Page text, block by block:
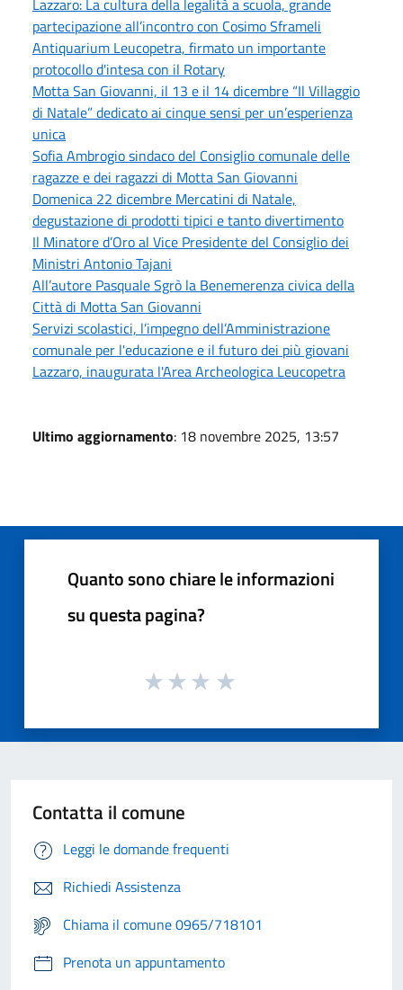
partecipazione all’incontro con Cosimo Sframeli
Antiquarium Leucopetra, firmato un importante
protocollo d'intesa con il Rotary
Motta San Giovanni, il 13 e il 14 dicembre “Il Villaggio
di Natale” dedicato ai cinque sensi per un’esperienza
unica
Sofia Ambrogio sindaco del Consiglio comunale delle
ragazze e dei ragazzi di Motta San Giovanni
Domenica 22 dicembre Mercatini di Natale,
degustazione di prodotti tipici e tanto divertimento
Il Minatore d’Oro al Vice Presidente del Consiglio dei
Ministri Antonio Tajani
All’autore Pasquale Sgrò la Benemerenza civica della
Città di Motta San Giovanni
Servizi scolastici, l’impegno dell’Amministrazione
comunale per l'educazione e il futuro dei più giovani
Lazzaro, inaugurata l'Area Archeologica Leucopetra
Ultimo aggiornamento: 18 novembre 2025, 13:57
Quanto sono chiare le informazioni
su questa pagina?
Contatta il comune
Leggi le domande frequenti
Richiedi Assistenza
Chiama il comune 0965/718101
Prenota un appuntamento